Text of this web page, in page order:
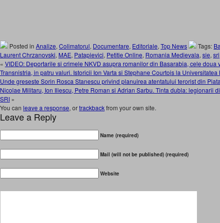
Posted in Analize, Colimatorul, Documentare, Editoriale, Top News Tags:
Laurent Chrzanovski, MAE, Patapievici, Petitie Online, Romania Medievala, sie, sri
« VIDEO: Deportarile si crimele NKVD asupra romanilor din Basarabia, cele doua
Transnistria, in patru valuri. Istoricii Ion Varta si Stephane Courtois la Universitatea
Unde greseste Sorin Rosca Stanescu privind planuirea atentatului terorist din
Nicolae Militaru, Ion Iliescu, Petre Roman si Adrian Sarbu. Tinta dubla: legionarii
SRI »
You can leave a response, ortrackbackfrom your own site.
Leave a Reply
Name (required)
Mail (will not be published) (required)
Website